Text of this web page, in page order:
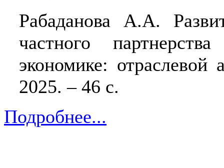
Рабаданова А.А.
частного
экономике:
2025. – 46 с.
Подробнее...